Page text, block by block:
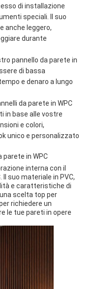
di installazione
speciali. Il suo
anche leggero,
durante
pannello da parete in
di bassa
e denaro a lungo
da parete in WPC
in base alle vostre
e colori,
unico e personalizzato
parete in WPC
interna con il
suo materiale in PVC,
e caratteristiche di
scelta top per
richiedere un
le tue pareti in opere